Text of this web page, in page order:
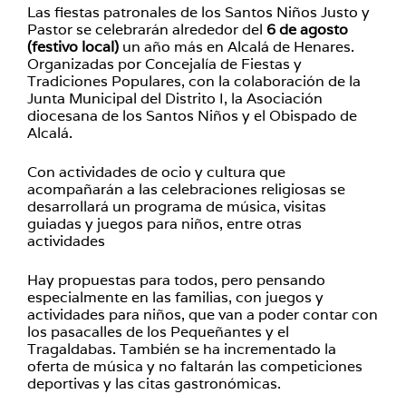
Las fiestas patronales de los Santos Niños Justo y
Pastor se celebrarán alrededor del 6 de agosto
(festivo local) un año más en Alcalá de Henares.
Organizadas por Concejalía de Fiestas y
Tradiciones Populares, con la colaboración de la
Junta Municipal del Distrito I, la Asociación
diocesana de los Santos Niños y el Obispado de
Alcalá.
Con actividades de ocio y cultura que
acompañarán a las celebraciones religiosas se
desarrollará un programa de música, visitas
guiadas y juegos para niños, entre otras
actividades
Hay propuestas para todos, pero pensando
especialmente en las familias, con juegos y
actividades para niños, que van a poder contar con
los pasacalles de los Pequeñantes y el
Tragaldabas. También se ha incrementado la
oferta de música y no faltarán las competiciones
deportivas y las citas gastronómicas.